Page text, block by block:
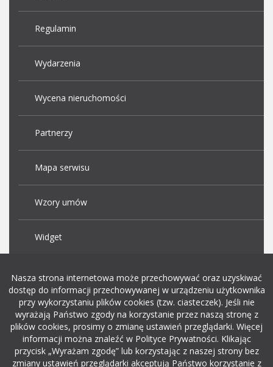
Regulamin
Wydarzenia
Wycena nieruchomości
Partnerzy
Mapa serwisu
Wzory umów
Widget
Dodaj ogłoszenie o pracę
rekrutacja w it
Nasza strona internetowa może przechowywać oraz uzyskiwać
dostęp do informacji przechowywanej w urządzeniu użytkownika
przy wykorzystaniu plików cookies (tzw. ciasteczek). Jeśli nie
wyrażają Państwo zgody na korzystanie przez naszą stronę z
plików cookies, prosimy o zmianę ustawień przeglądarki. Więcej
informacji można znaleźć w Polityce Prywatności. Klikając
przycisk „Wyrażam zgodę” lub korzystając z naszej strony bez
zmiany ustawień przeglądarki akceptują Państwo korzystanie z